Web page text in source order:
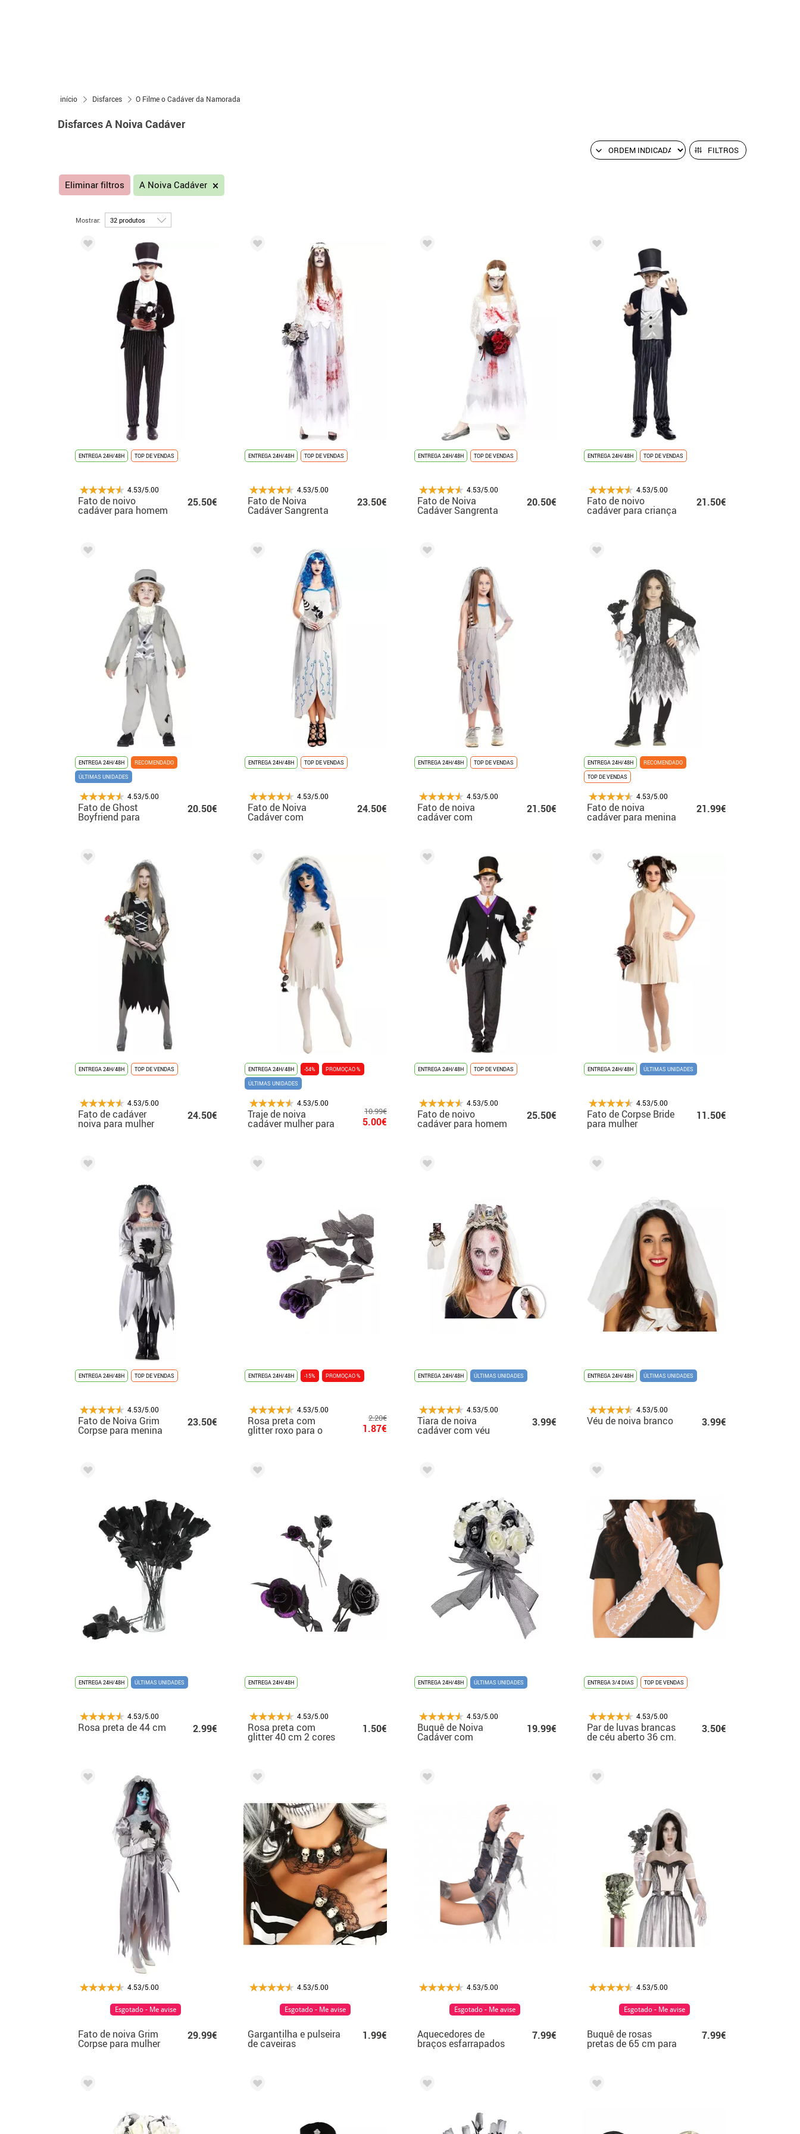
início Disfarces O Filme o Cadáver da Namorada
Disfarces A Noiva Cadáver
FILTROS
Eliminar filtros A Noiva Cadáver
Mostrar:
ENTREGA 24H/48H TOP DE VENDAS
4.53/5.00
Fato de noivo
cadáver para homem
25.50€
ENTREGA 24H/48H TOP DE VENDAS
4.53/5.00
Fato de Noiva
Cadáver Sangrenta
23.50€
ENTREGA 24H/48H TOP DE VENDAS
4.53/5.00
Fato de Noiva
Cadáver Sangrenta
20.50€
ENTREGA 24H/48H TOP DE VENDAS
4.53/5.00
Fato de noivo
cadáver para criança
21.50€
ENTREGA 24H/48H
RECOMENDADO
ÚLTIMAS UNIDADES
4.53/5.00
Fato de Ghost
Boyfriend para
menino
20.50€
ENTREGA 24H/48H TOP DE VENDAS
4.53/5.00
Fato de Noiva
Cadáver com
24.50€
ENTREGA 24H/48H TOP DE VENDAS
4.53/5.00
Fato de noiva
cadáver com
21.50€
ENTREGA 24H/48H
RECOMENDADO
TOP DE VENDAS
4.53/5.00
Fato de noiva
cadáver para menina
21.99€
ENTREGA 24H/48H TOP DE VENDAS
4.53/5.00
Fato de cadáver
noiva para mulher
24.50€
ENTREGA 24H/48H -54%
PROMOÇAO %
ÚLTIMAS UNIDADES
4.53/5.00
Traje de noiva
cadáver mulher para
10.99€
5.00€
ENTREGA 24H/48H TOP DE VENDAS
4.53/5.00
Fato de noivo
cadáver para homem
25.50€
ENTREGA 24H/48H ÚLTIMAS UNIDADES
4.53/5.00
Fato de Corpse Bride
para mulher
11.50€
ENTREGA 24H/48H TOP DE VENDAS
4.53/5.00
Fato de Noiva Grim
Corpse para menina
23.50€
ENTREGA 24H/48H -15% PROMOÇAO %
4.53/5.00
Rosa preta com
glitter roxo para o
Halloween
2.20€
1.87€
ENTREGA 24H/48H ÚLTIMAS UNIDADES
4.53/5.00
Tiara de noiva
cadáver com véu
3.99€
ENTREGA 24H/48H ÚLTIMAS UNIDADES
4.53/5.00
Véu de noiva branco 3.99€
ENTREGA 24H/48H ÚLTIMAS UNIDADES
4.53/5.00
Rosa preta de 44 cm 2.99€
ENTREGA 24H/48H
4.53/5.00
Rosa preta com
glitter 40 cm 2 cores
sortidas
1.50€
ENTREGA 24H/48H ÚLTIMAS UNIDADES
4.53/5.00
Buquê de Noiva
Cadáver com
19.99€
ENTREGA 3/4 DIAS TOP DE VENDAS
4.53/5.00
Par de luvas brancas
de céu aberto 36 cm.
3.50€
4.53/5.00
Fato de noiva Grim
Corpse para mulher
29.99€
Esgotado - Me avise
4.53/5.00
Gargantilha e pulseira
de caveiras
1.99€
Esgotado - Me avise
4.53/5.00
Aquecedores de
braços esfarrapados
para múmias ou
7.99€
Esgotado - Me avise
4.53/5.00
Buquê de rosas
pretas de 65 cm para
o Dia das Bruxas
7.99€
Esgotado - Me avise